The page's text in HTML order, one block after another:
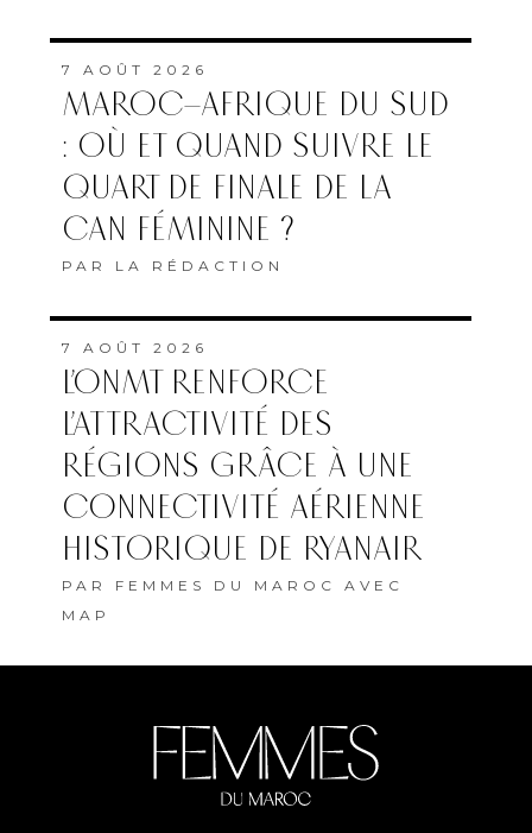
7 AOÛT 2026
MAROC–AFRIQUE DU SUD
: OÙ ET QUAND SUIVRE LE
QUART DE FINALE DE LA
CAN FÉMININE ?
PAR LA RÉDACTION
7 AOÛT 2026
L’ONMT RENFORCE
L’ATTRACTIVITÉ DES
RÉGIONS GRÂCE À UNE
CONNECTIVITÉ AÉRIENNE
HISTORIQUE DE RYANAIR
PAR FEMMES DU MAROC AVEC
MAP